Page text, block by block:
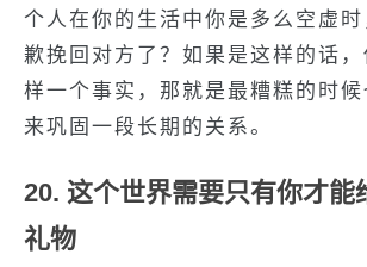
个人在你的生活中你是多么空虚
歉挽回对方了？如果是这样的话
样一个事实，那就是最糟糕的时
来巩固一段长期的关系。
20. 这个世界需要只有你才能
礼物